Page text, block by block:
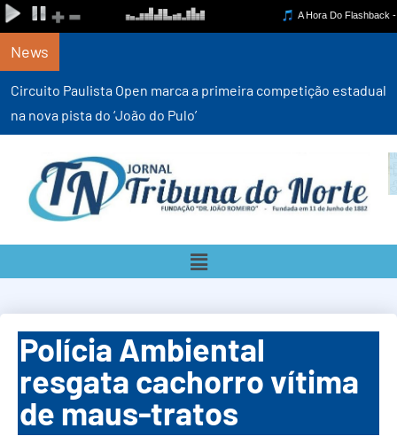
News
Circuito Paulista Open marca a primeira competição estadual
na nova pista do ‘João do Pulo’
Polícia Ambiental
resgata cachorro vítima
de maus-tratos